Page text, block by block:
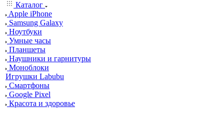
Каталог
Apple iPhone
Samsung Galaxy
Ноутбуки
Умные часы
Планшеты
Наушники и гарнитуры
Моноблоки
Игрушки Labubu
Смартфоны
Google Pixel
Красота и здоровье